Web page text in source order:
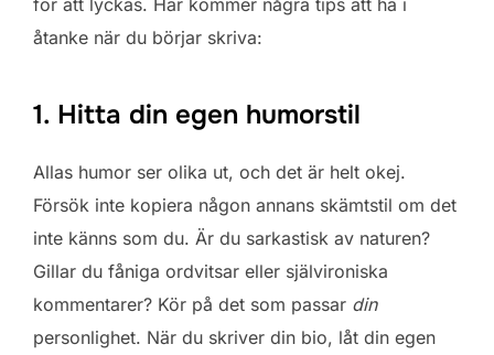
åtanke när du börjar skriva:
1. Hitta din egen humorstil
Allas humor ser olika ut, och det är helt okej.
Försök inte kopiera någon annans skämtstil om det
inte känns som du. Är du sarkastisk av naturen?
Gillar du fåniga ordvitsar eller självironiska
kommentarer? Kör på det som passar din
personlighet. När du skriver din bio, låt din egen